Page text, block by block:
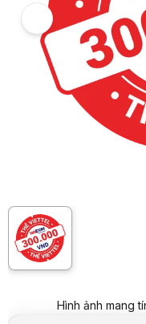
Mã sản phẩm:THEK0481
Thương hiệu:
HACOM
Tình trạng:
Còn hàng
Thêm vào giỏ hàng Mua
Mô tả sản phẩm
Thẻ Viettel 300.000VND
Danh mục:Quà Tặng
Hệ thống cửa hàng có
HACOM Hai Bà Trưng
: 2
: 9 sản phẩm -
Hình ảnh mang